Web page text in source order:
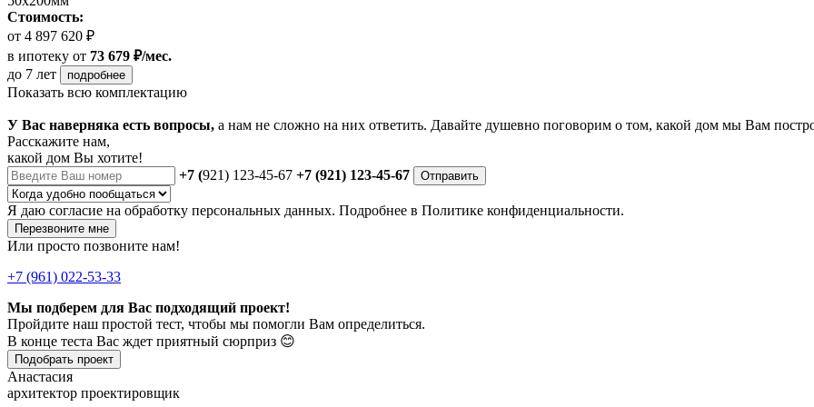
Стоимость:
от 4 897 620 ₽
в ипотеку от 73 679 ₽/мес.
до 7 лет
подробнее
Показать всю комплектацию
У Вас наверняка есть вопросы, а нам не сложно на них ответить. Давайте душевно поговорим о том, какой дом мы Вам
Расскажите нам,
какой дом Вы хотите!
+7 (921) 123-45-67 +7 (921) 123-45-67 Отправить
Я даю согласие на обработку персональных данных. Подробнее в Политике конфиденциальности.
Перезвоните мне
Или просто позвоните нам!
+7 (961) 022-53-33
Мы подберем для Вас подходящий проект!
Пройдите наш простой тест, чтобы мы помогли Вам определиться.
В конце теста Вас ждет приятный сюрприз 😊
Подобрать проект
Анастасия
архитектор проектировщик